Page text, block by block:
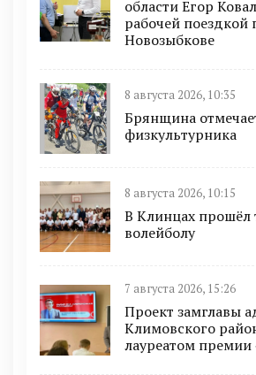
области Егор
рабочей поездкой
Новозыбкове
8 августа 2026, 10:35
Брянщина
физкультурника
8 августа 2026, 10:15
В Клинцах прошёл
волейболу
7 августа 2026, 15:26
Проект замглавы
Климовского
лауреатом премии